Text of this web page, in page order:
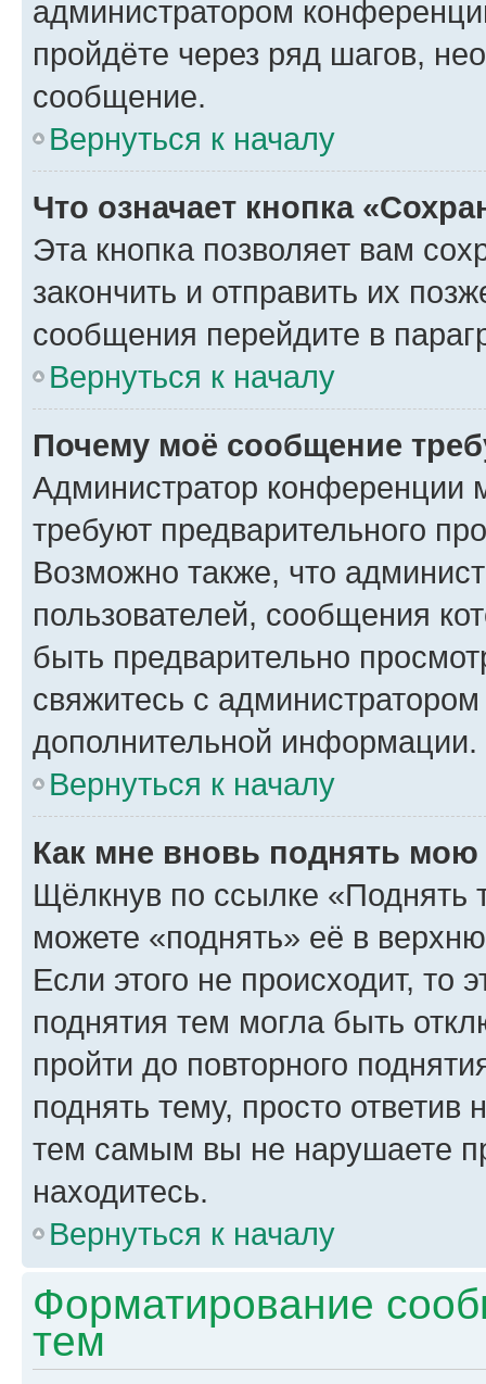
администратором
пройдёте через ряд шагов,
сообщение.
Вернуться к началу
Что означает кнопка
Эта кнопка позволяет вам
закончить и отправить их
сообщения перейдите в
Вернуться к началу
Почему моё сообщение
Администратор конференции
требуют предварительного
Возможно также, что
пользователей, сообщения
быть предварительно
свяжитесь с
дополнительной информации.
Вернуться к началу
Как мне вновь поднять мою
Щёлкнув по ссылке «Поднять
можете «поднять» её в
Если этого не происходит, то
поднятия тем могла быть
пройти до повторного
поднять тему, просто ответив
тем самым вы не нарушаете
находитесь.
Вернуться к началу
Форматирование
тем